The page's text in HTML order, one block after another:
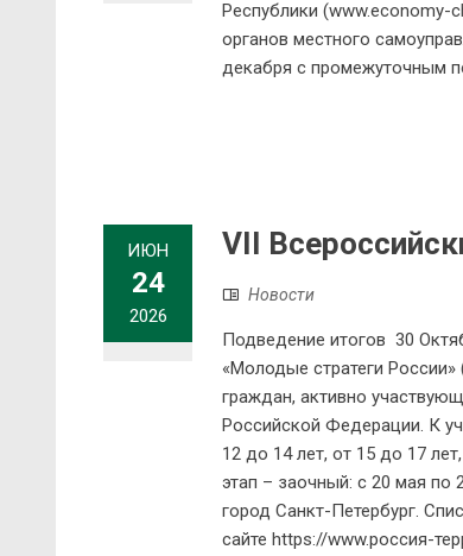
Республики (www.economy-
органов местного
декабря с промежуточным
ИЮН
24
2026
VII
Новости
Подведение итогов 30
«Молодые стратеги
граждан, активно
Российской Федерации. К
12 до 14 лет, от 15 до 17
этап – заочный: с 20 мая по
город Санкт-Петербург.
сайте https://www.россия-